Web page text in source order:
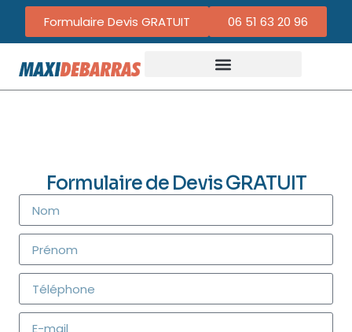
Formulaire Devis GRATUIT 06 51 63 20 96
Formulaire de Devis GRATUIT